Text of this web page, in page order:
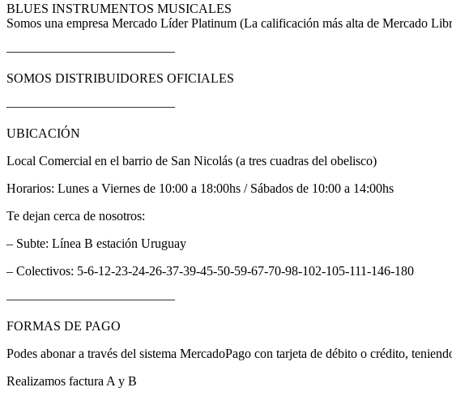
BLUES INSTRUMENTOS MUSICALES
Somos una empresa Mercado Líder Platinum (La calificación más alta de Mercado
—————————————
SOMOS DISTRIBUIDORES OFICIALES
—————————————
UBICACIÓN
Local Comercial en el barrio de San Nicolás (a tres cuadras del obelisco)
Horarios: Lunes a Viernes de 10:00 a 18:00hs / Sábados de 10:00 a 14:00hs
Te dejan cerca de nosotros:
– Subte: Línea B estación Uruguay
– Colectivos: 5-6-12-23-24-26-37-39-45-50-59-67-70-98-102-105-111-146-180
—————————————
FORMAS DE PAGO
Podes abonar a través del sistema MercadoPago con tarjeta de débito o crédito,
Realizamos factura A y B